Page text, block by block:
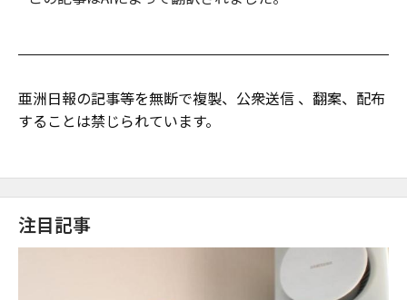
亜洲日報の記事等を無断で複製、公衆送信 、翻案、配布
することは禁じられています。
注目記事